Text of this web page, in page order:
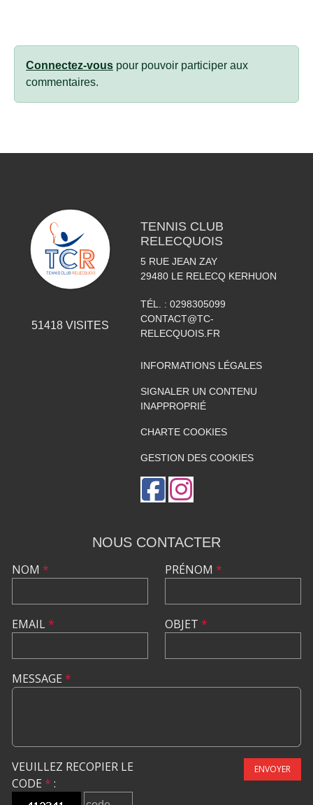
Connectez-vous pour pouvoir participer aux
commentaires.
51418VISITES
TENNIS CLUB
RELECQUOIS
5 RUE JEAN ZAY
29480 LE RELECQ KERHUON
TÉL. : 0298305099
CONTACT@TC-
RELECQUOIS.FR
INFORMATIONS LÉGALES
SIGNALER UN CONTENU
INAPPROPRIÉ
CHARTE COOKIES
GESTION DES COOKIES
NOUS CONTACTER
NOM *
EMAIL*
PRÉNOM *
OBJET *
MESSAGE *
VEUILLEZ RECOPIER LE
CODE * :
ENVOYER